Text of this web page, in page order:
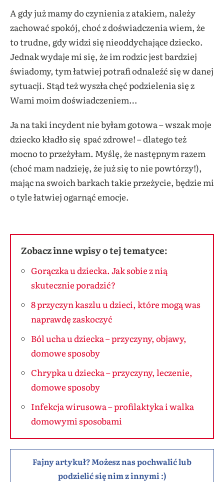
A gdy już mamy do czynienia z atakiem, należy
zachować spokój, choć z doświadczenia wiem, że
to trudne, gdy widzi się nieoddychające dziecko.
Jednak wydaje mi się, że im rodzic jest bardziej
świadomy, tym łatwiej potrafi odnaleźć się w danej
sytuacji. Stąd też wyszła chęć podzielenia się z
Wami moim doświadczeniem…
Ja na taki incydent nie byłam gotowa – wszak moje
dziecko kładło się spać zdrowe! – dlatego też
mocno to przeżyłam. Myślę, że następnym razem
(choć mam nadzieję, że już się to nie powtórzy!),
mając na swoich barkach takie przeżycie, będzie mi
o tyle łatwiej ogarnąć emocje.
Zobacz inne wpisy o tej tematyce:
Gorączka u dziecka. Jak sobie z nią
skutecznie poradzić?
8 przyczyn kaszlu u dzieci, które mogą was
naprawdę zaskoczyć
Ból ucha u dziecka – przyczyny, objawy,
domowe sposoby
Chrypka u dziecka – przyczyny, leczenie,
domowe sposoby
Infekcja wirusowa – profilaktyka i walka
domowymi sposobami
Fajny artykuł? Możesz nas pochwalić lub
podzielić się nim z innymi :)